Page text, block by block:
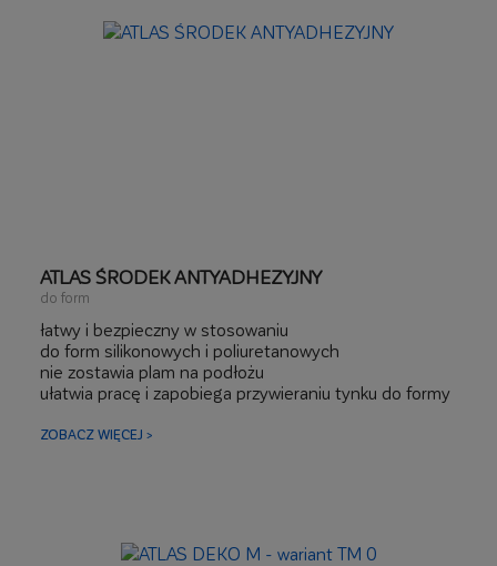
ATLAS ŚRODEK ANTYADHEZYJNY
do form
łatwy i bezpieczny w stosowaniu
do form silikonowych i poliuretanowych
nie zostawia plam na podłożu
ułatwia pracę i zapobiega przywieraniu tynku do formy
ZOBACZ WIĘCEJ >